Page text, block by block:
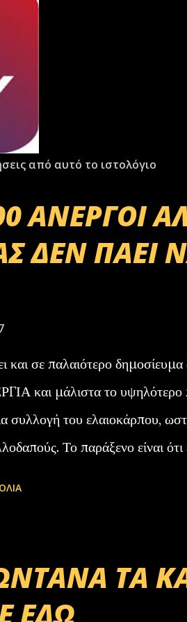
από αυτό το ιστολόγιο
ΑΝΕΡΓΟΙ
ΔΕΝ ΠΑΕΙ
και σε παλαιότερο
και μάλιστα το
συλλογή του ελαιοκάρπου,
Το παράξενο είναι
ΤΑ
ΕΔΩ